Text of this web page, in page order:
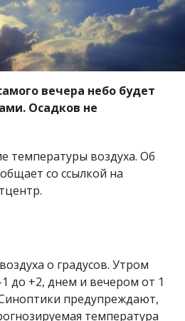
о градусов. Утром
предупреждают,
температура
Северо-западный ветер
ожидается в 06:56, а закат
году, огда столбики
почти до 16 градусов